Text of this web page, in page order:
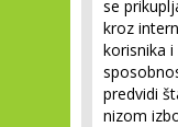
se
kroz
korisnika
predvidi
nizom